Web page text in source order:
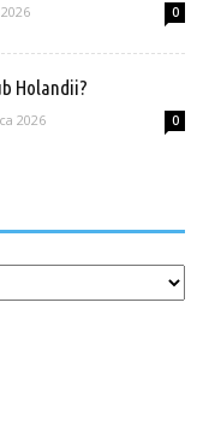
0
Holandii?
2026 0